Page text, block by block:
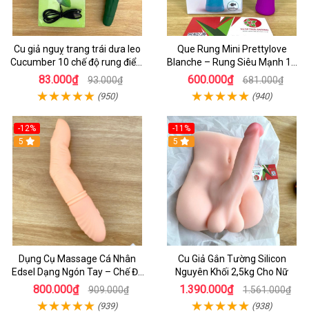
Cu giả nguỵ trang trái dưa leo
Cucumber 10 chế độ rung điểm
G
83.000₫ 93.000₫
(950)
Que Rung Mini Prettylove
Blanche – Rung Siêu Mạnh 12
Chế Độ Kích Thích Điểm G Lên
Đỉnh Nhanh
600.000₫ 681.000₫
(940)
-12%
5
Dụng Cụ Massage Cá Nhân
Edsel Dạng Ngón Tay – Chế Độ
Rung & Ấm Nhiệt Cao Cấp
800.000₫ 909.000₫
(939)
-11%
5
Cu Giả Gắn Tường Silicon
Nguyên Khối 2,5kg Cho Nữ
1.390.000₫ 1.561.000₫
(938)